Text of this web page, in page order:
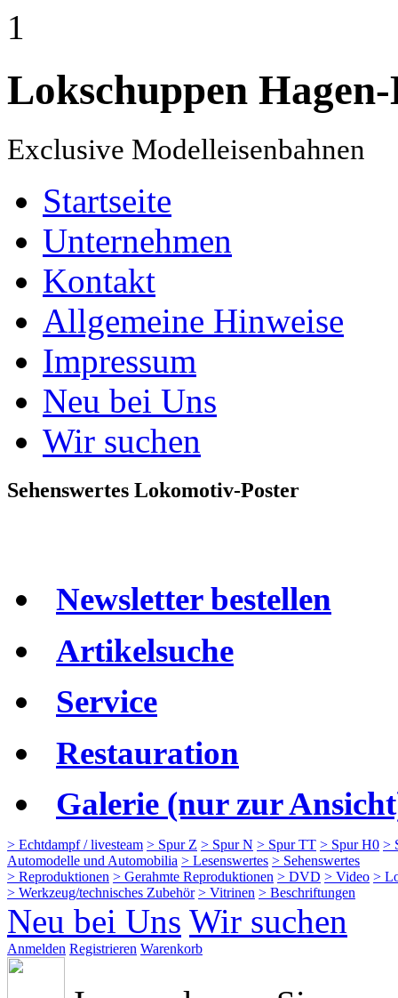
1
Lokschuppen Hagen-
Exclusive Modelleisenbahnen
Startseite
Unternehmen
Kontakt
Allgemeine Hinweise
Impressum
Neu bei Uns
Wir suchen
Sehenswertes Lokomotiv-Poster
Newsletter bestellen
Artikelsuche
Service
Restauration
Galerie (nur zur
> Echtdampf / livesteam > Spur Z > Spur N > Spur TT > Spur H0 >
Automodelle und Automobilia > Lesenswertes > Sehenswertes
> Reproduktionen > Gerahmte Reproduktionen > DVD > Video >
> Werkzeug/technisches Zubehör > Vitrinen > Beschriftungen
Neu bei Uns Wir suchen
Anmelden Registrieren Warenkorb